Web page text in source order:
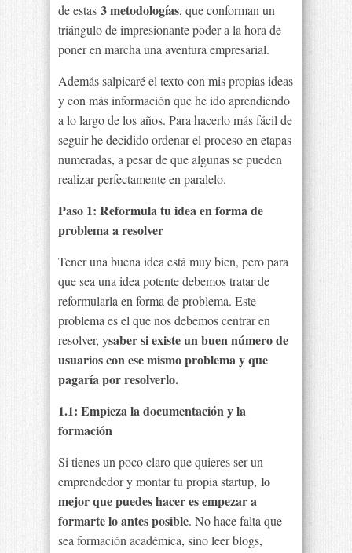
de estas 3 metodologías, que conforman un
triángulo de impresionante poder a la hora de
poner en marcha una aventura empresarial.
Además salpicaré el texto con mis propias ideas
y con más información que he ido aprendiendo
a lo largo de los años. Para hacerlo más fácil de
seguir he decidido ordenar el proceso en etapas
numeradas, a pesar de que algunas se pueden
realizar perfectamente en paralelo.
Paso 1: Reformula tu idea en forma de
problema a resolver
Tener una buena idea está muy bien, pero para
que sea una idea potente debemos tratar de
reformularla en forma de problema. Este
problema es el que nos debemos centrar en
resolver, ysaber si existe un buen número de
usuarios con ese mismo problema y que
pagaría por resolverlo.
1.1: Empieza la documentación y la
formación
Si tienes un poco claro que quieres ser un
emprendedor y montar tu propia startup, lo
mejor que puedes hacer es empezar a
formarte lo antes posible. No hace falta que
sea formación académica, sino leer blogs,